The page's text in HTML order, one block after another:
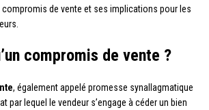
de vente et ses implications pour les
compromis de vente ?
, également appelé promesse synallagmatique
par lequel le vendeur s’engage à céder un bien